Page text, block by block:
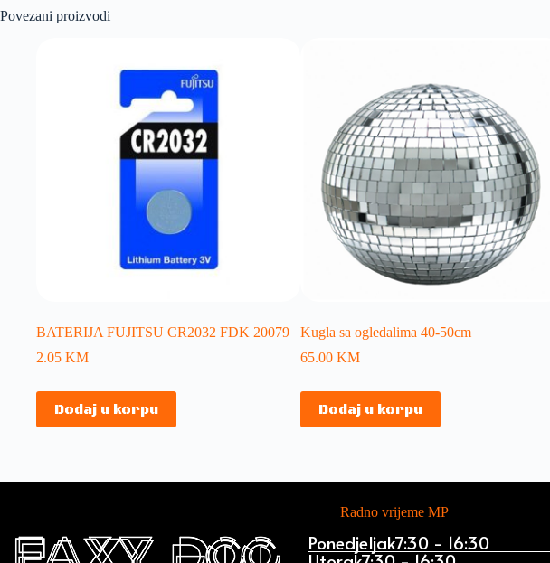
Povezani proizvodi
BATERIJA FUJITSU CR2032 FDK 20079
2.05 KM
Dodaj u korpu
Kugla sa ogledalima 40-50cm
65.00KM
Dodaj u korpu
Radno vrijeme MP
Ponedjeljak7:30 - 16:30